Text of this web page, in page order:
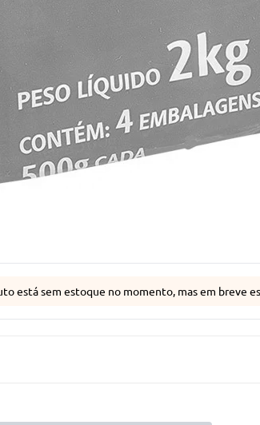
está sem estoque no momento, mas em breve